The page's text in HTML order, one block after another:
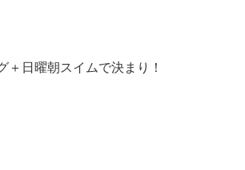
日曜朝スイムで決まり！